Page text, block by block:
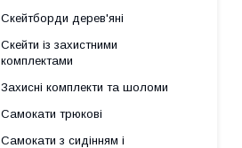
Скейтборди дерев'яні
Скейти із захистними
комплектами
Захисні комплекти та шоломи
Самокати трюкові
Самокати з сидінням і